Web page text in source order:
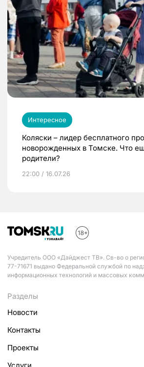
Интересное
Коляски – лидер бесплатного
новорожденных в Томске. Что
родители?
22:00 / 16.07.26
Учредитель ООО «Дайджест ТВ». Св-во о
77-71671 выдано Федеральной службой по
информационных технологий и массовых
Разделы
Новости
Контакты
Проекты